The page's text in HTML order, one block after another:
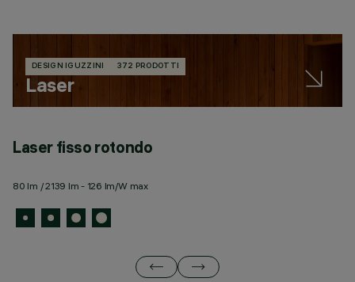
DESIGN IGUZZINI 372 PRODOTTI
Laser
Laser fisso rotondo
80 lm / 2139 lm - 126 lm/W max